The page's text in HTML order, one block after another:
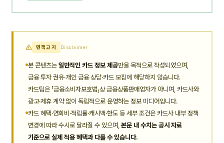
면책고지 Disclaimer
본 콘텐츠는 일반적인 카드 정보 제공만을 목적으로 작성되었으며,
금융 투자 권유·개인 금융 상담·카드 모집에 해당하지 않습니다.
카드팁은 「금융소비자보호법」상 금융상품판매업자가 아니며, 카드사와
광고·제휴 계약 없이 독립적으로 운영하는 정보 미디어입니다.
카드 혜택·연회비·적립률·캐시백·한도 등 세부 조건은 카드사 내부 정책
변경에 따라 수시로 달라질 수 있으며,본문 내 수치는 공시 자료
기준으로 실제 적용 혜택과 다를 수 있습니다.